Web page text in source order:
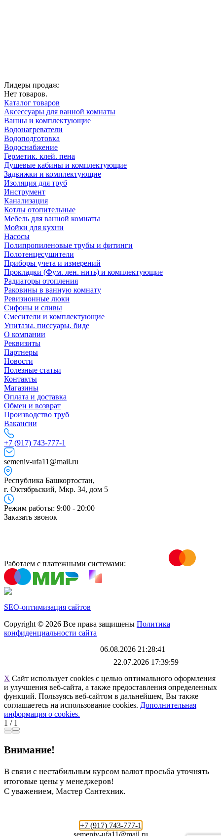
Лидеры продаж:
Нет товаров.
Каталог товаров
Аксессуары для ванной комнаты
Ванны и комплектующие
Водонагреватели
Водоподготовка
Водоснабжение
Герметик. клей. пена
Душевые кабины и комплектующие
Задвижки и комплектующие
Изоляция для труб
Инструмент
Канализация
Котлы отопительные
Мебель для ванной комнаты
Мойки для кухни
Насосы
Полипропиленовые трубы и фитинги
Полотенцесушители
Приборы учета и измерений
Прокладки (Фум. лен. нить) и комплектующие
Радиаторы отопления
Раковины в ванную комнату
Ревизионные люки
Сифоны и сливы
Смесители и комплектующие
Унитазы. писсуары. биде
О компании
Реквизиты
Партнеры
Новости
Полезные статьи
Контакты
Магазины
Оплата и доставка
Обмен и возврат
Производство труб
Вакансии
+7 (917) 743-777-1
semeniv-ufa11@mail.ru
Республика Башкортостан,
г. Октябрьский, Мкр. 34, дом 5
Режим работы: 9:00 - 20:00
Заказать звонок
Работаем с платежными системами:
SEO-оптимизация сайтов
Copyright © 2026 Все права защищены Политика
конфиденциальности сайта
06.08.2026 21:28:41
22.07.2026 17:39:59
X Сайт использует cookies с целью оптимального оформления
и улучшения веб-сайта, а также предоставления определенных
функций. Пользуясь веб-сайтом в дальнейшем, Вы также
соглашаетесь на использование cookies. Дополнительная
информация о cookies.
1 / 1
Внимание!
В связи с нестабильным курсом валют просьба уточнять
итоговые цены у менеджеров!
С уважением, Мастер Сантехник.
+7 (917) 743-777-1
semeniv-ufa11@mail.ru